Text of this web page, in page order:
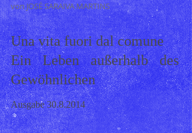
von JOSÉ SARAIVA MARTINS
Una vita fuori dal comune
Ein Leben außerhalb des
Gewöhnlichen
Ausgabe30.8.2014